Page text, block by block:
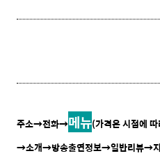
주소→전화→메뉴(가격은 시점에
→소개→방송출연정보→일반리뷰→